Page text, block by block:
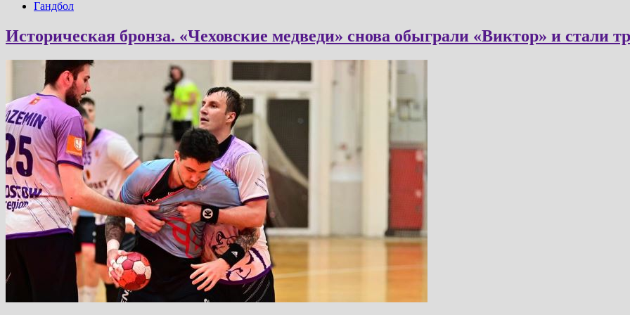
Гандбол
Историческая бронза. «Чеховские медведи» снова обыграли «Виктор» и стали